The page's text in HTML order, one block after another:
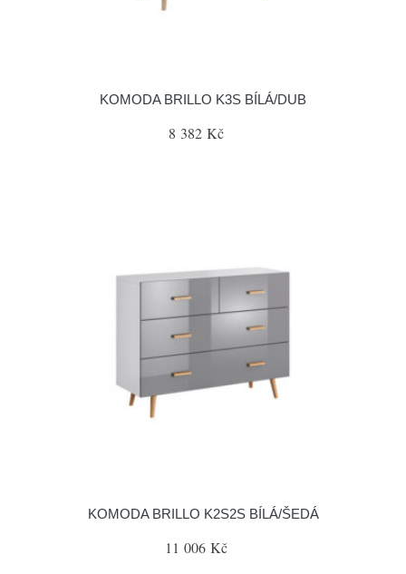
KOMODA BRILLO K3S BÍLÁ/DUB
8 382 Kč
KOMODA BRILLO K2S2S BÍLÁ/ŠEDÁ
11 006 Kč